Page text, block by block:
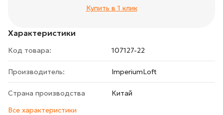
Характеристики
Код товара: 107127-22
Производитель: ImperiumLoft
Страна производства
Китай
Все характеристики
Купить в 1 клик